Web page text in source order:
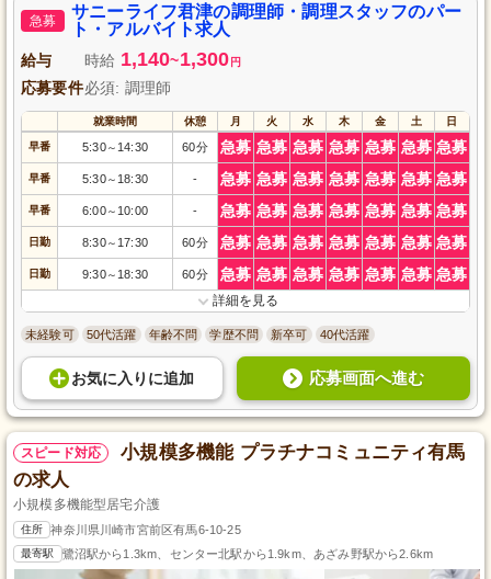
急募
サニーライフ君津の調理師・調理スタッフのパー
ト・アルバイト求人
給与 時給 1,140~1,300 円
応募要件必須: 調理師
就業時間 休憩 月 火 水 木 金 土 日
早番 5:30～ 14:30 60分 急募 急募 急募 急募 急募 急募 急募
早番 5:30～ 18:30 - 急募 急募 急募 急募 急募 急募 急募
早番 6:00～ 10:00 - 急募 急募 急募 急募 急募 急募 急募
日勤 8:30～ 17:30 60分 急募 急募 急募 急募 急募 急募 急募
日勤 9:30～ 18:30 60分 急募 急募 急募 急募 急募 急募 急募
詳細を見る
未経験可 50代活躍 年齢不問 学歴不問 新卒可 40代活躍
お気に入り に追加 応募画面へ進む
スピード対応
小規模多機能 プラチナコミュニティ有馬
の求人
小規模多機能型居宅介護
住所 神奈川県川崎市宮前区有馬6-10-25
最寄駅 鷺沼駅から1.3km、センター北駅から1.9km、あざみ野駅から2.6km